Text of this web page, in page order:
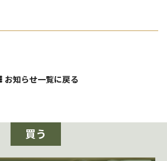
お知らせ一覧に戻る
買う